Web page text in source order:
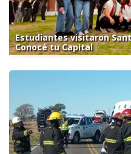
Estudiantes visitaron
Conocé tu Capital